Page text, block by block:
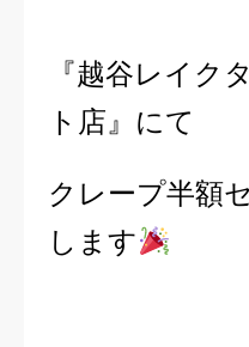
『越谷レイク
ト店』にて
クレープ半額
します